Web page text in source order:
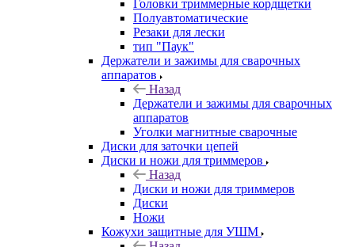
Головки триммерные кордщетки
Полуавтоматические
Резаки для лески
тип "Паук"
Держатели и зажимы для сварочных
аппаратов
Назад
Держатели и зажимы для сварочных
аппаратов
Уголки магнитные сварочные
Диски для заточки цепей
Диски и ножи для триммеров
Назад
Диски и ножи для триммеров
Диски
Ножи
Кожухи защитные для УШМ